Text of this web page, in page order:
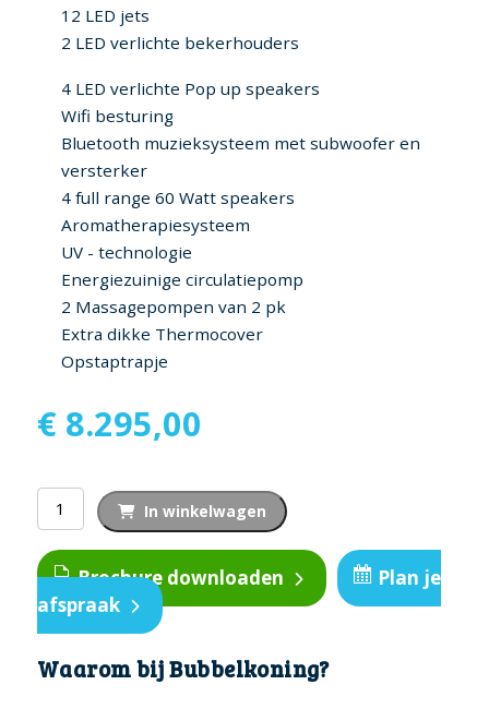
12 LED jets
2 LED verlichte bekerhouders
4 LED verlichte Pop up speakers
Wifi besturing
Bluetooth muzieksysteem met subwoofer en
versterker
4 full range 60 Watt speakers
Aromatherapiesysteem
UV - technologie
Energiezuinige circulatiepomp
2 Massagepompen van 2 pk
Extra dikke Thermocover
Opstaptrapje
€ 8.295,00
Fox
Essence
aantal
In winkelwagen
Brochure downloaden
Plan je
afspraak
Waarom bij Bubbelkoning?